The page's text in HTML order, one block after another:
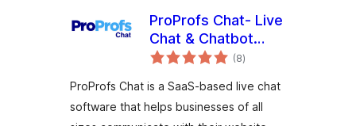
ProProfs Chat- Live
Chat & Chatbot
Plugin
(8total
ratings
)
ProProfs Chat is a SaaS-based live chat
software that helps businesses of all